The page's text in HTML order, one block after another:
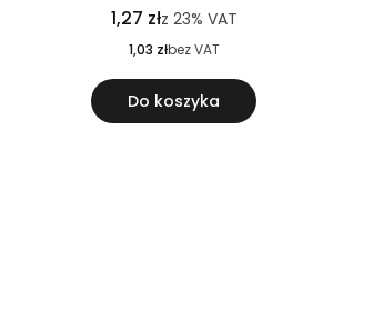
1,27 złz 23% VAT
1,03 złbez VAT
Do koszyka